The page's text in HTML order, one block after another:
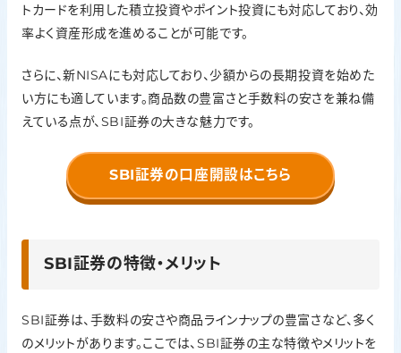
米国株式、中国株式,、ロシア株式
※注文停止中、韓国株式、アジア株
Vポイント、Pontaポイント
トカードを利用した積立投資やポイント投資にも対応しており、効
率よく資産形成を進めることが可能です。
さらに、新NISAにも対応しており、少額からの長期投資を始めた
い方にも適しています。商品数の豊富さと手数料の安さを兼ね備
えている点が、SBI証券の大きな魅力です。
SBI証券の口座開設はこちら
SBI証券の特徴・メリット
SBI証券は、手数料の安さや商品ラインナップの豊富さなど、多く
のメリットがあります。ここでは、SBI証券の主な特徴やメリットを